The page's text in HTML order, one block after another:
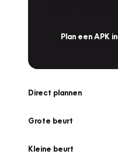
Plan een APK in
Direct plannen
Grote beurt
Kleine beurt